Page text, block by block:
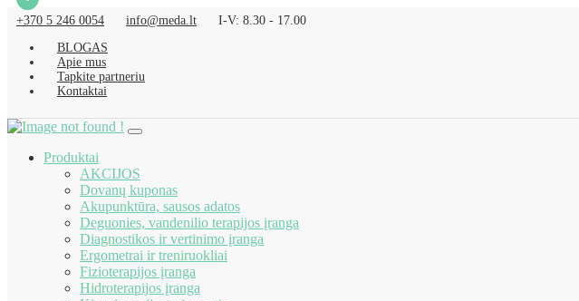
+370 5 246 0054 info@meda.lt
I-V: 8.30 - 17.00
BLOGAS
Apie mus
Tapkite partneriu
Kontaktai
Produktai
AKCIJOS
Dovanų kuponas
Akupunktūra, sausos adatos
Deguonies, vandenilio terapijos įranga
Diagnostikos ir vertinimo įranga
Ergometrai ir treniruokliai
Fizioterapijos įranga
Hidroterapijos įranga